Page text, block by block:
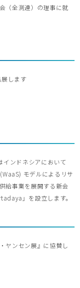
（全測連）の理事に就
展します
インドネシアにおいて
モデルによるリサ
給事業を展開する新会
」を設立します。
ヤンセン展』に協賛し